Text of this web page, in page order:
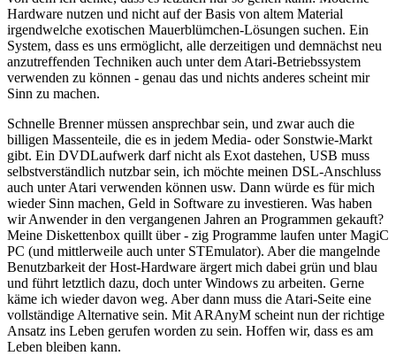
Hardware nutzen und nicht auf der Basis von altem Material
irgendwelche exotischen Mauerblümchen-Lösungen suchen. Ein
System, dass es uns ermöglicht, alle derzeitigen und demnächst neu
anzutreffenden Techniken auch unter dem Atari-Betriebssystem
verwenden zu können - genau das und nichts anderes scheint mir
Sinn zu machen.
Schnelle Brenner müssen ansprechbar sein, und zwar auch die
billigen Massenteile, die es in jedem Media- oder Sonstwie-Markt
gibt. Ein DVDLaufwerk darf nicht als Exot dastehen, USB muss
selbstverständlich nutzbar sein, ich möchte meinen DSL-Anschluss
auch unter Atari verwenden können usw. Dann würde es für mich
wieder Sinn machen, Geld in Software zu investieren. Was haben
wir Anwender in den vergangenen Jahren an Programmen gekauft?
Meine Diskettenbox quillt über - zig Programme laufen unter MagiC
PC (und mittlerweile auch unter STEmulator). Aber die mangelnde
Benutzbarkeit der Host-Hardware ärgert mich dabei grün und blau
und führt letztlich dazu, doch unter Windows zu arbeiten. Gerne
käme ich wieder davon weg. Aber dann muss die Atari-Seite eine
vollständige Alternative sein. Mit ARAnyM scheint nun der richtige
Ansatz ins Leben gerufen worden zu sein. Hoffen wir, dass es am
Leben bleiben kann.